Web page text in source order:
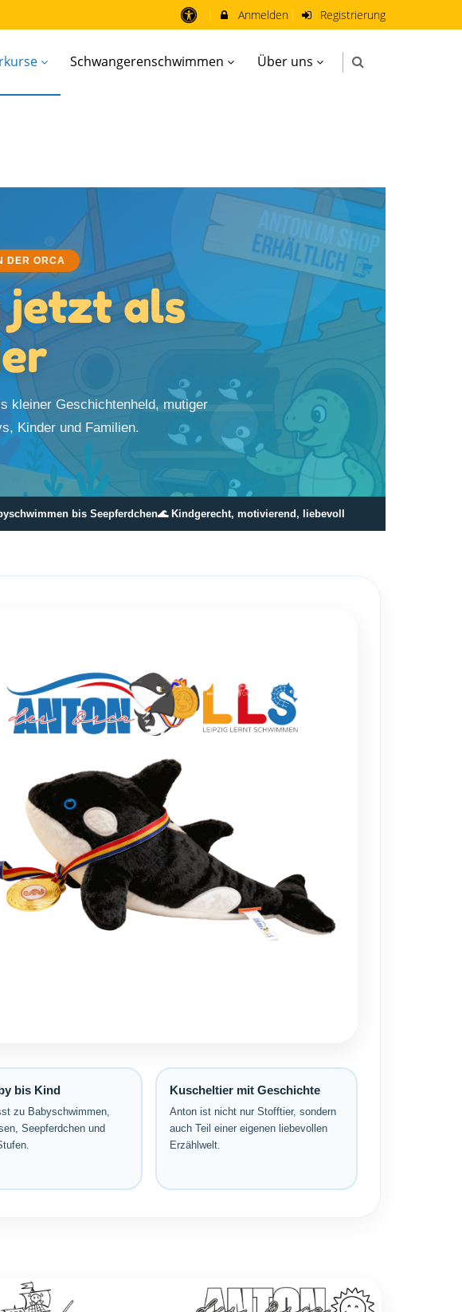
Anmelden Registrierung
Schwangerenschwimmen Über uns
DER ORCA
jetzt als
kleiner Geschichtenheld, mutiger
Kinder und Familien.
bis Seepferdchen🌊 Kindgerecht, motivierend, liebevoll
bis Kind
zu Babyschwimmen,
Seepferdchen und
Kuscheltier mit Geschichte
Anton ist nicht nur Stofftier, sondern
auch Teil einer eigenen liebevollen
Erzählwelt.